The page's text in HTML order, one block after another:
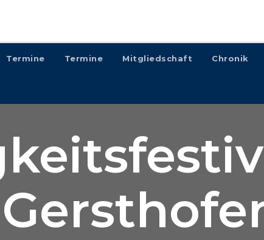
Termine Termine Mitgliedschaft Chronik